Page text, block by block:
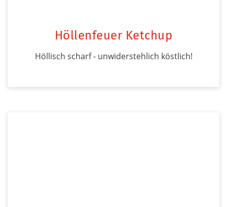
Höllenfeuer Ketchup
Höllisch scharf - unwiderstehlich köstlich!